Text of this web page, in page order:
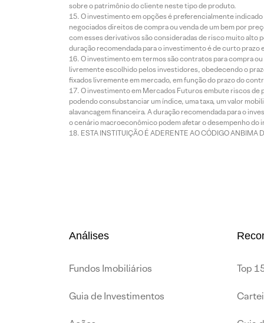
sobre o patrimônio do cliente neste tipo de produto.
O investimento em opções é preferencialmente
negociados direitos de compra ou venda de um bem por
com esses derivativos são consideradas de risco muito alto
duração recomendada para o investimento é de curto
O investimento em termos são contratos para compra
livremente escolhido pelos investidores, obedecendo o
fixados livremente em mercado, em função do prazo do
O investimento em Mercados Futuros embute riscos
podendo consubstanciar um índice, uma taxa, um valor
alavancagem financeira. A duração recomendada para o
o cenário macroeconômico podem afetar o desempenho do
ESTA INSTITUIÇÃO É ADERENTE AO CÓDIGO ANBIMA
Análises
Fundos Imobiliários
Guia de Investimentos
Top